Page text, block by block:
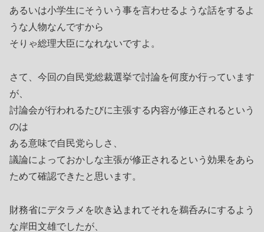
あるいは小学生にそういう事を言わせるような話をするよ
うな人物なんですから
そりゃ総理大臣になれないですよ。
さて、今回の自民党総裁選挙で討論を何度か行っています
が、
討論会が行われるたびに主張する内容が修正されるという
のは
ある意味で自民党らしさ、
議論によっておかしな主張が修正されるという効果をあら
ためて確認できたと思います。
財務省にデタラメを吹き込まれてそれを鵜呑みにするよう
な岸田文雄でしたが、